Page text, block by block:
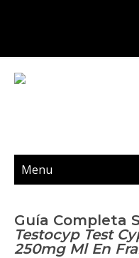
Menu
Guía Completa
Testocyp Test
250mg Ml En